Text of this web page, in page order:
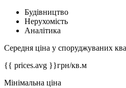
Будівництво
Нерухомість
Аналітика
Середня ціна у споруджуваних
{{ prices.avg }}грн/кв.м
Мінімальна ціна